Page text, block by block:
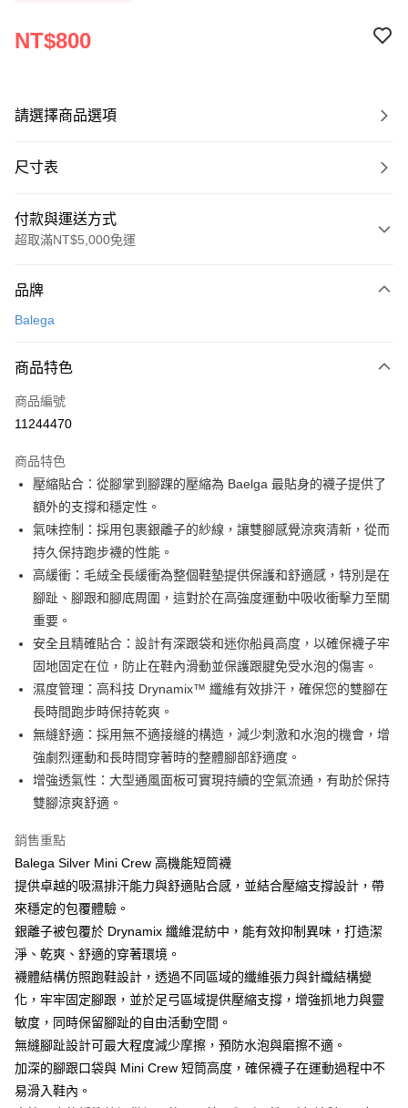
NT$800
請選擇商品選項
尺寸表
付款與運送方式
超取滿NT$5,000免運
信用卡一次付款
LINE Pay
Apple Pay
悠遊付
Google Pay
全盈+PAY
AFTEE先享後付
相關說明
【關於「AFTEE先享後付」】
AFTEE先享後付是「在收到商品之後才付款」的支付方式。 讓您購物簡單
便利好安心！
１．簡單：不需註冊會員、不需綁卡、不需儲值。
３．安心：先確認商品／服務後，再付款。
【「AFTEE先享後付」結帳流程】
１．於結帳方式選擇「AFTEE先享後付」後，將跳轉至「AFTEE先享後付」
結帳頁面，進行簡訊認證並確認金額後，即可完成結帳。
２．訂單成立數日內，您將收到繳費通知簡訊。
３．收到繳費通知簡訊後14天內，點擊此簡訊中的連結，可透過四大超商／
ATM／網路銀行／等多元方式進行付款，方視為交易完成。
購買商品的店家。未經商家同意取消之訂單仍視為有效，需透過AFTEE先享
後付繳納相關費用。
是否繳費成功／繳費後需取消欲退款等相關疑問，請聯繫「AFTEE先享後付
客戶支援中心」https://netprotections.freshdesk.com/support/home
【注意事項】
１．透過由恩沛科技股份有限公司提供之「AFTEE先享後付」服務完成之交
易，需依本服務之必要範圍內提供個人資料，並將交易相關給付款項請求債
權轉讓予恩沛科技股份有限公司。
２．關於個人資料處理事宜，請瀏覽以下網址：
https://aftee.tw/terms/#terms3
３．未成年的使用者請事先徵得法定代理人或監護人之同意方可使用
「AFTEE先享後付」，若未經同意申辦者引起之損失，本公司不負相關責
任。
４．使用「AFTEE先享後付」時，將依據個別帳號之用戶狀況，依本公司即
時審查核予不同之上限額度；若仍有額度不足之情形，本公司將視審查結果
ATM付款
運送方式
每筆NT$70，滿NT$5,000(含以上)免運費
7-11取貨付款
每筆NT$70，滿NT$5,000(含以上)免運費
每筆NT$80，滿NT$5,000(含以上)免運費
宅配-離島
每筆NT$100，滿NT$5,000(含以上)免運費
品牌
Balega
商品特色
商品編號
11244470
商品特色
壓縮貼合：從腳掌到腳踝的壓縮為 Baelga 最貼身的襪子提供了
額外的支撐和穩定性。
氣味控制：採用包裹銀離子的紗線，讓雙腳感覺涼爽清新，從而
持久保持跑步襪的性能。
高緩衝：毛絨全長緩衝為整個鞋墊提供保護和舒適感，特別是在
腳趾、腳跟和腳底周圍，這對於在高強度運動中吸收衝擊力至關
重要。
安全且精確貼合：設計有深跟袋和迷你船員高度，以確保襪子牢
固地固定在位，防止在鞋內滑動並保護跟腱免受水泡的傷害。
濕度管理：高科技 Drynamix™ 纖維有效排汗，確保您的雙腳在
長時間跑步時保持乾爽。
無縫舒適：採用無不適接縫的構造，減少刺激和水泡的機會，增
強劇烈運動和長時間穿著時的整體腳部舒適度。
增強透氣性：大型通風面板可實現持續的空氣流通，有助於保持
雙腳涼爽舒適。
銷售重點
Balega Silver Mini Crew 高機能短筒襪
提供卓越的吸濕排汗能力與舒適貼合感，並結合壓縮支撐設計，帶
來穩定的包覆體驗。
銀離子被包覆於 Drynamix 纖維混紡中，能有效抑制異味，打造潔
淨、乾爽、舒適的穿著環境。
襪體結構仿照跑鞋設計，透過不同區域的纖維張力與針織結構變
化，牢牢固定腳跟，並於足弓區域提供壓縮支撐，增強抓地力與靈
敏度，同時保留腳趾的自由活動空間。
無縫腳趾設計可最大程度減少摩擦，預防水泡與磨擦不適。
加深的腳跟口袋與 Mini Crew 短筒高度，確保襪子在運動過程中不
易滑入鞋內。